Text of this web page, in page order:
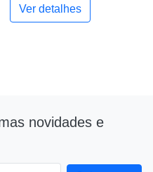
Ver detalhes
novidades e